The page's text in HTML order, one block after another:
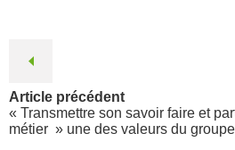
Article précédent
« Transmettre son savoir faire et
métier » une des valeurs du